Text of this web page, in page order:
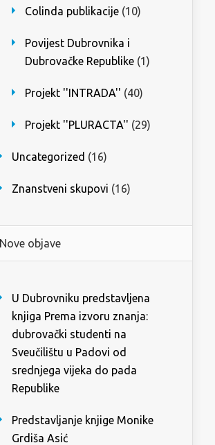
Colinda publikacije (10)
Povijest Dubrovnika i
Dubrovačke Republike (1)
Projekt ''INTRADA'' (40)
Projekt ''PLURACTA'' (29)
Uncategorized (16)
Znanstveni skupovi (16)
Nove objave
U Dubrovniku predstavljena
knjiga Prema izvoru znanja:
dubrovački studenti na
Sveučilištu u Padovi od
srednjega vijeka do pada
Republike
Predstavljanje knjige Monike
Grdiša Asić